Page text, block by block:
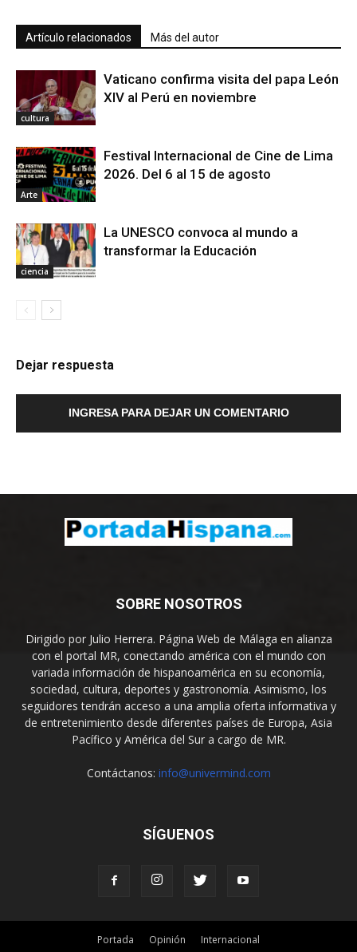
Artículo relacionados Más del autor
cultura
Vaticano confirma visita del papa León
XIV al Perú en noviembre
Arte
Festival Internacional de Cine de Lima
2026. Del 6 al 15 de agosto
ciencia
La UNESCO convoca al mundo a
transformar la Educación
Dejar respuesta
INGRESA PARA DEJAR UN COMENTARIO
SOBRE NOSOTROS
Dirigido por Julio Herrera. Página Web de Málaga en alianza
con el portal MR, conectando américa con el mundo con
variada información de hispanoamérica en su economía,
sociedad, cultura, deportes y gastronomía. Asimismo, los
seguidores tendrán acceso a una amplia oferta informativa y
de entretenimiento desde diferentes países de Europa, Asia
Pacífico y América del Sur a cargo de MR.
Contáctanos: info@univermind.com
SÍGUENOS
Portada Opinión Internacional